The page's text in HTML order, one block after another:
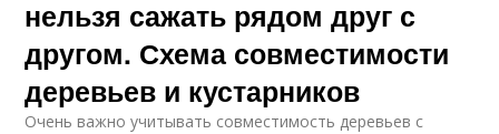
нельзя сажать рядом друг с
другом. Схема совместимости
деревьев и кустарников
Очень важно учитывать совместимость деревьев с